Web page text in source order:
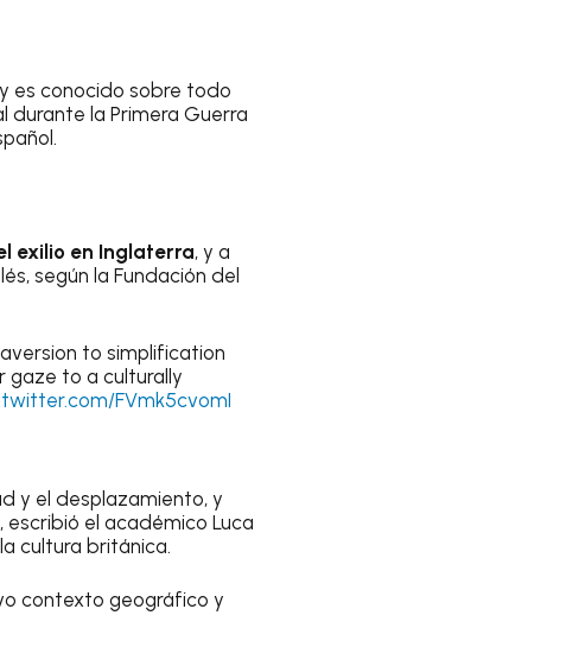
es conocido sobre todo
la Primera Guerra
exilio en Inglaterra, y a
según la Fundación del
to simplification
gaze to a culturally
FVmk5cvomI
y el desplazamiento, y
el académico Luca
cultura británica.
contexto geográfico y